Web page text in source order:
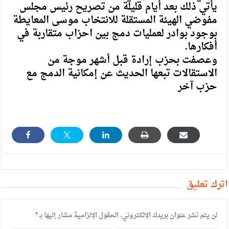
يأتي ذلك بعد أيام قليلة من تصريح رئيس مجلس
مفوضي الهيئة المستقلة للانتخاب موسى المعايطة
بوجود بوادر لعمليات دمج بين احزاب متقاربة في
أفكارها.
وعصفت بحزب إرادة قبل أشهر موجة من
الاستقالات تبعها الحديث عن إمكانية الدمج مع
حزب آخر
أترك تعليق
لن يتم نشر عنوان بريدك الإلكتروني.الحقول الإلزامية مشار إليها بـ*